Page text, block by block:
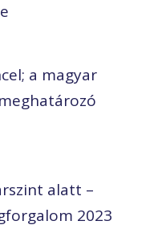
a magyar
alatt –
2023